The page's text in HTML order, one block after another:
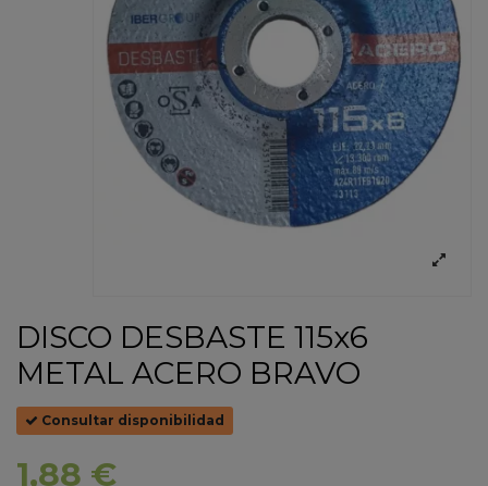
DISCO DESBASTE 115x6
METAL ACERO BRAVO
Consultar disponibilidad
1,88 €